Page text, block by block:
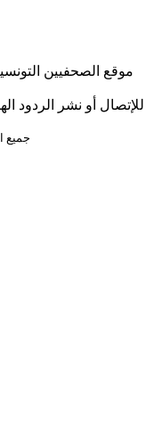
موقع الصحفيين
جميع